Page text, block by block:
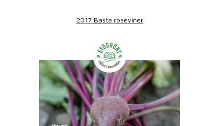
2017 Bästa roséviner